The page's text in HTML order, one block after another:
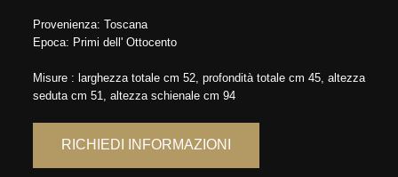
Provenienza: Toscana
Epoca: Primi dell' Ottocento
Misure : larghezza totale cm 52, profondità totale cm 45, altezza
seduta cm 51, altezza schienale cm 94
RICHIEDI INFORMAZIONI